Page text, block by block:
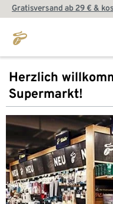
Gratisversand ab 29 € &
Herzlich
Supermarkt!